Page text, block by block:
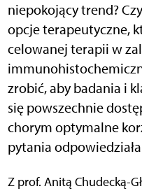
niepokojący trend?
opcje terapeutyczne,
celowanej terapii w
zrobić, aby badania i
się powszechnie
chorym optymalne
pytania
Z prof. Anitą Chudecką-Głaz, kierownik Kliniki Ginekologii